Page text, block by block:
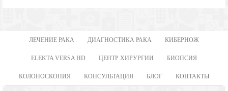
ЛЕЧЕНИЕ РАКА ДИАГНОСТИКА РАКА КИБЕРНОЖ
ELEKTA VERSA HD ЦЕНТР ХИРУРГИИ БИОПСИЯ
КОЛОНОСКОПИЯ КОНСУЛЬТАЦИЯ БЛОГ КОНТАКТЫ